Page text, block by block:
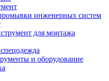
инженерных систем
для монтажа
и оборудование